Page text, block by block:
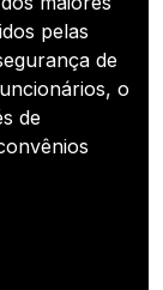
pelas
de
o
de